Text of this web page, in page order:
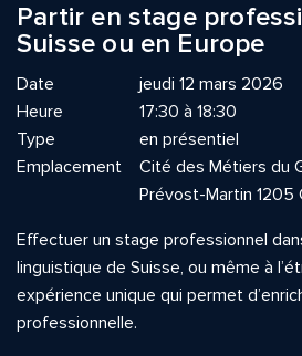
Partir en stage
Suisse ou en Europe
Date
jeudi 12 mars 2026
Heure
17:30 à 18:30
Type
en présentiel
Emplacement
Cité des Métiers du
Prévost-Martin 1205
Effectuer un stage professionnel
linguistique de Suisse, ou même à
expérience unique qui permet
professionnelle.